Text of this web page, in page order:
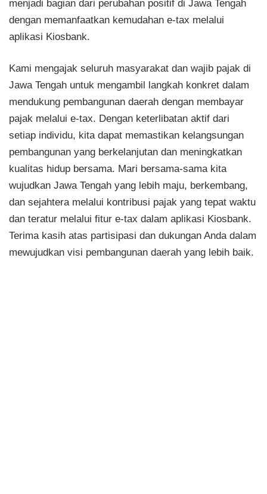
menjadi bagian dari perubahan positif di Jawa Tengah
dengan memanfaatkan kemudahan e-tax melalui
aplikasi Kiosbank.
Kami mengajak seluruh masyarakat dan wajib pajak di
Jawa Tengah untuk mengambil langkah konkret dalam
mendukung pembangunan daerah dengan membayar
pajak melalui e-tax. Dengan keterlibatan aktif dari
setiap individu, kita dapat memastikan kelangsungan
pembangunan yang berkelanjutan dan meningkatkan
kualitas hidup bersama. Mari bersama-sama kita
wujudkan Jawa Tengah yang lebih maju, berkembang,
dan sejahtera melalui kontribusi pajak yang tepat waktu
dan teratur melalui fitur e-tax dalam aplikasi Kiosbank.
Terima kasih atas partisipasi dan dukungan Anda dalam
mewujudkan visi pembangunan daerah yang lebih baik.